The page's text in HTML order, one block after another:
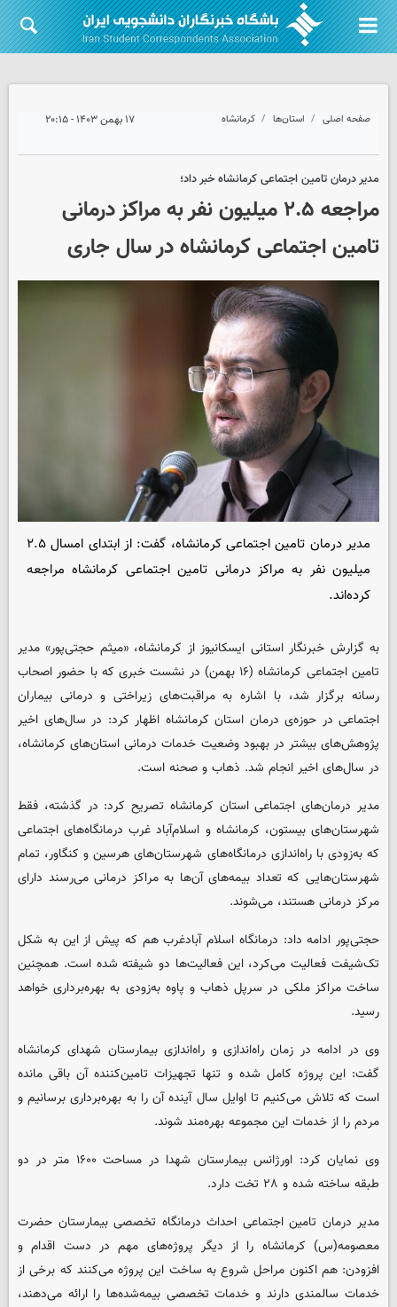
صفحه اصلی استان‌ها کرمانشاه ۱۷ بهمن ۱۴۰۳ - ۲۰:۱۵
مدیر درمان تامین اجتماعی کرمانشاه خبر داد؛
مراجعه ۲.۵ میلیون نفر به مراکز درمانی
تامین اجتماعی کرمانشاه در سال جاری
مدیر درمان تامین اجتماعی کرمانشاه، گفت: از ابتدای امسال ۲.۵
میلیون نفر به مراکز درمانی تامین اجتماعی کرمانشاه مراجعه
کرده‌اند.
به گزارش خبرنگار استانی ایسکانیوزاز کرمانشاه، «میثم حجتی‌پور» مدیر
تامین اجتماعی کرمانشاه (۱۶ بهمن) در نشست خبری که با حضور اصحاب
رسانه برگزار شد، با اشاره به مراقبت‌های زیراختی و درمانی بیماران
اجتماعی در حوزه‌ی درمان استان کرمانشاه اظهار کرد: در سال‌های اخیر
پژوهش‌های بیشتر در بهبود وضعیت خدمات درمانی استان‌های کرمانشاه،
در سال‌های اخیر انجام شد. ذهاب و صحنه است.
مدیر درمان‌های اجتماعی استان کرمانشاه تصریح کرد: در گذشته، فقط
شهرستان‌های بیستون، کرمانشاه و اسلام‌آباد غرب درمانگاه‌های اجتماعی
که به‌زودی با راه‌اندازی درمانگاه‌های شهرستان‌های هرسین و کنگاور، تمام
شهرستان‌هایی که تعداد بیمه‌های آن‌ها به مراکز درمانی می‌رسند دارای
مرکز درمانی هستند، می‌شوند.
حجتی‌پور ادامه داد: درمانگاه اسلام آبادغرب هم که پیش از این به شکل
تک‌شیفت فعالیت می‌کرد، این فعالیت‌ها دو شیفته شده است. همچنین
ساخت مراکز ملکی در سرپل ذهاب و پاوه به‌زودی به بهره‌برداری خواهد
رسید.
وی در ادامه در زمان راه‌اندازی و راه‌اندازی بیمارستان شهدای کرمانشاه
گفت: این پروژه کامل شده و تنها تجهیزات تامین‌کننده آن باقی مانده
است که تلاش می‌کنیم تا اوایل سال آینده آن را به بهره‌برداری برسانیم و
مردم را از خدمات این مجموعه بهره‌مند شوند.
وی نمایان کرد: اورژانس بیمارستان شهدا در مساحت ۱۶۰۰ متر در دو
طبقه ساخته شده و ۲۸ تخت دارد.
مدیر درمان تامین اجتماعی احداث درمانگاه تخصصی بیمارستان حضرت
معصومه(س) کرمانشاه را از دیگر پروژه‌های مهم در دست اقدام و
افزودن: هم اکنون مراحل شروع به ساخت این پروژه می‌کنند که برخی از
خدمات سالمندی دارند و خدمات تخصصی بیمه‌شده‌ها را ارائه می‌دهند،